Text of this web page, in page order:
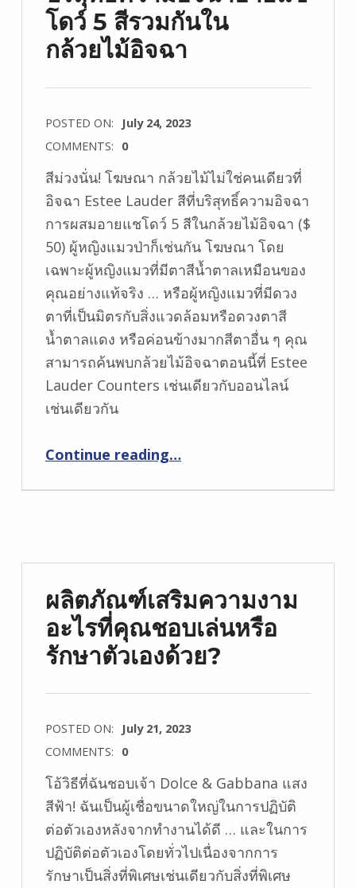
โดว์ 5 สีรวมกันใน
กล้วยไม้อิจฉา
POSTED ON:
July 24, 2023
COMMENTS: 0
สีม่วงนั่น! โฆษณา กล้วยไม้ไม่ใช่คนเดียวที่
อิจฉา Estee Lauder สีที่บริสุทธิ์ความอิจฉา
การผสมอายแชโดว์ 5 สีในกล้วยไม้อิจฉา ($
50) ผู้หญิงแมวป่าก็เช่นกัน โฆษณา โดย
เฉพาะผู้หญิงแมวที่มีตาสีน้ำตาลเหมือนของ
คุณอย่างแท้จริง … หรือผู้หญิงแมวที่มีดวง
ตาที่เป็นมิตรกับสิ่งแวดล้อมหรือดวงตาสี
น้ำตาลแดง หรือค่อนข้างมากสีตาอื่น ๆ คุณ
สามารถค้นพบกล้วยไม้อิจฉาตอนนี้ที่ Estee
Lauder Counters เช่นเดียวกับออนไลน์
เช่นเดียวกัน
Continue reading“ESTEE Lauder สีที่บริสุทธิ์ความอิจฉาอายแชโดว์ 5 สีรวมกันในกล้วยไม้อิจฉา”
…
ผลิตภัณฑ์เสริมความงาม
อะไรที่คุณชอบเล่นหรือ
รักษาตัวเองด้วย?
POSTED ON:
July 21, 2023
COMMENTS: 0
โอ้วิธีที่ฉันชอบเจ้า Dolce & Gabbana แสง
สีฟ้า! ฉันเป็นผู้เชื่อขนาดใหญ่ในการปฏิบัติ
ต่อตัวเองหลังจากทำงานได้ดี … และในการ
ปฏิบัติต่อตัวเองโดยทั่วไปเนื่องจากการ
รักษาเป็นสิ่งที่พิเศษเช่นเดียวกับสิ่งที่พิเศษ